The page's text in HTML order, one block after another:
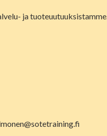
ja tuoteuutuuksistamme.